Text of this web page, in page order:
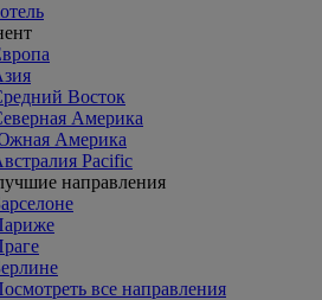
Восток
Америка
Америка
Pacific
направления
все направления